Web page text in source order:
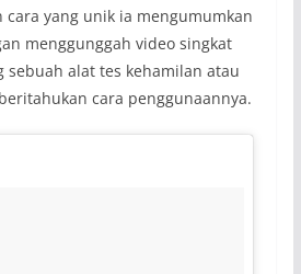
cara yang unik ia mengumumkan
menggunggah video singkat
sebuah alat tes kehamilan atau
cara penggunaannya.